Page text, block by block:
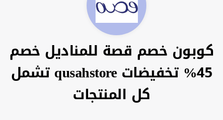
كوبون خصم قصة للمناديل خصم
45% تخفيضات qusahstore تشمل
كل المنتجات